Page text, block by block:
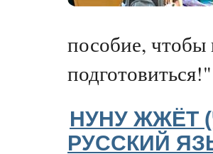
пособие,
подготовиться!"
НУНУ ЖЖЁТ
РУССКИЙ